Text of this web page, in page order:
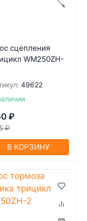
сцепления
WM250ZH-
49622
₽
₽
В КОРЗИНУ